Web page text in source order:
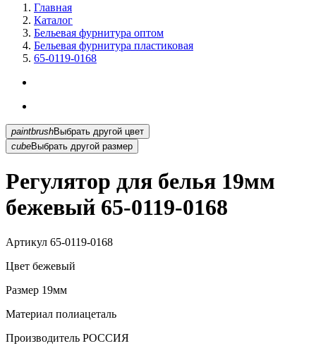
Главная
Каталог
Бельевая фурнитура оптом
Бельевая фурнитура пластиковая
65-0119-0168
paintbrush
Выбрать другой цвет
cubeВыбрать другой размер
Регулятор для белья 19мм
бежевый 65-0119-0168
Артикул 65-0119-0168
Цвет бежевый
Размер 19мм
Материал полиацеталь
Производитель РОССИЯ